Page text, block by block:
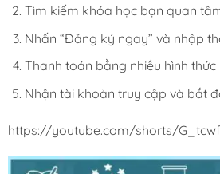
Tìm kiếm khóa học bạn quan
Nhấn “Đăng ký ngay” và nhập
Thanh toán bằng nhiều hình thức
Nhận tài khoản truy cập và bắt
https://youtube.com/shorts/